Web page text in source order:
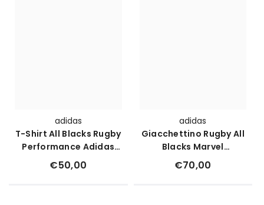
adidas
T-Shirt All Blacks Rugby
Performance Adidas
Marvel
€50,00
adidas
Giacchettino Rugby All
Blacks Marvel
Poliestere
€70,00